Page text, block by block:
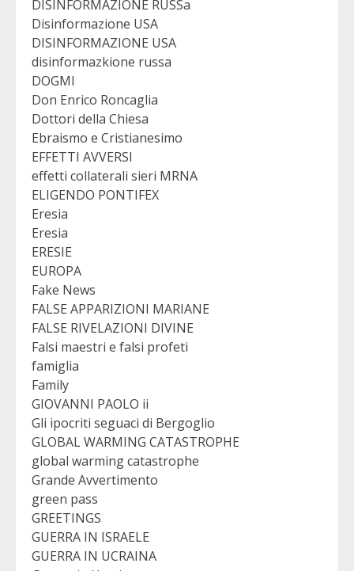
DISINFORMAZIONE RUSSa
Disinformazione USA
DISINFORMAZIONE USA
disinformazkione russa
DOGMI
Don Enrico Roncaglia
Dottori della Chiesa
Ebraismo e Cristianesimo
EFFETTI AVVERSI
effetti collaterali sieri MRNA
ELIGENDO PONTIFEX
Eresia
Eresia
ERESIE
EUROPA
Fake News
FALSE APPARIZIONI MARIANE
FALSE RIVELAZIONI DIVINE
Falsi maestri e falsi profeti
famiglia
Family
GIOVANNI PAOLO ii
Gli ipocriti seguaci di Bergoglio
GLOBAL WARMING CATASTROPHE
global warming catastrophe
Grande Avvertimento
green pass
GREETINGS
GUERRA IN ISRAELE
GUERRA IN UCRAINA